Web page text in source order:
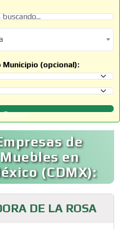
Municipio (opcional):
Buscar
de
en
(CDMX):
DE LA ROSA